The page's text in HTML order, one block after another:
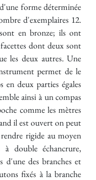
forme déterminée
d'exemplaires 12.
en bronze; ils ont
dont deux sont
les deux autres. Une
permet de le
en deux parties égales
ainsi à un compas
comme les mètres
il est ouvert on peut
rigide au moyen
double échancrure,
des branches et
fixés à la branche